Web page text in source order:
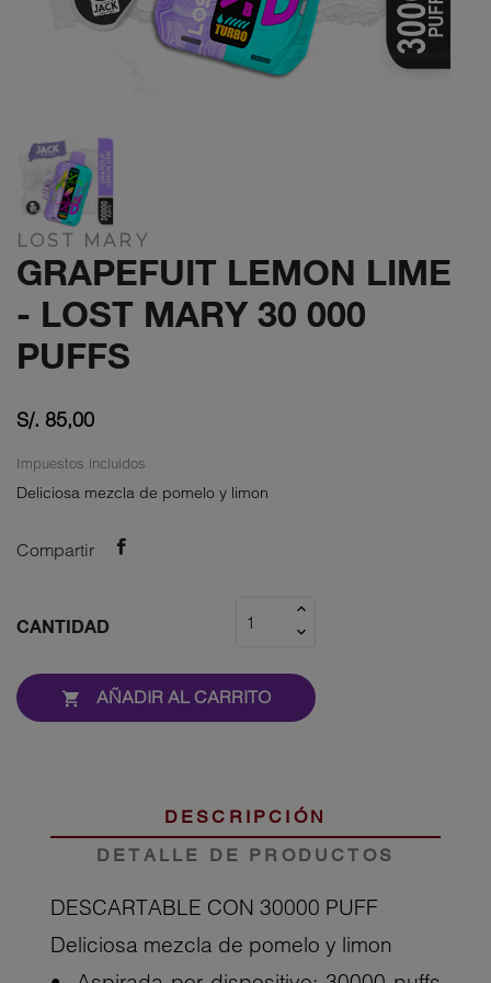
LOST MARY
GRAPEFUIT LEMON LIME
- LOST MARY 30 000
PUFFS
S/. 85,00
Impuestos incluidos
Deliciosa mezcla de pomelo y limon
Compartir
CANTIDAD
 AÑADIR AL CARRITO
DESCRIPCIÓN
DETALLE DE PRODUCTOS
DESCARTABLE CON 30000 PUFF
Deliciosa mezcla de pomelo y limon